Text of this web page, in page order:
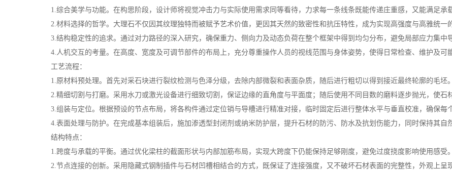
1.综合美学与功能。在构思阶段，设计师将视觉冲击力与实际使用需求同等看待，力求每一条线条既能传递庄重感，又能满足承
2.材料选择的哲学。大理石不仅因其纹理独特而被赋予艺术价值，更因其天然的致密性和抗压特性，成为实现高强度与高雅统一
3.结构稳定性的追求。通过对力路径的深入研究，确保重力、侧向力及动态负荷在整个框架中得到均匀分布，避免局部应力集中
4.人机交互的考量。在高度、宽度及可调节部件的布局上，充分尊重操作人员的视线范围与身体姿势，使得日常检查、维护及可
工艺流程：
1.原材料预处理。首先对采石块进行裂纹检测与色泽分级，去除内部微裂和表面杂质，随后进行粗切以得到接近最终轮廓的毛坯。
2.精细切割与打磨。采用水刀或激光设备进行细致切割，保证边缘的直角度与平面度；随后使用不同目数的磨料逐步抛光，使石
3.组装与定位。根据预设的节点布局，将各构件通过定位销与导槽进行精准对接，临时固定后进行整体水平与垂直校准，确保每
4.表面处理与防护。在完成基本组装后，施加渗透型封闭剂或纳米防护层，提升石材的防污、防水及抗划伤能力，同时保持其自
结构特点：
1.跨度与承载的平衡。通过优化梁柱的截面形状与内部加筋布局，实现大跨度下仍能保持足够刚度，避免过度挠度影响使用感受。
2.节点连接的创新。采用隐藏式钢制插件与石材凹槽相结合的方式，既保证了连接强度，又不破坏石材表面的完整性，外观上呈